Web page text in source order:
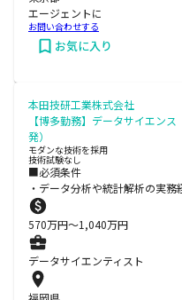
エージェントに
お問い合わせする
お気に入り
本田技研工業株式会社
【博多勤務】データサイエン
発）
モダンな技術を採用
技術試験なし
■必須条件
・データ分析や統計解析の実
570万円〜1,040万円
データサイエンティスト